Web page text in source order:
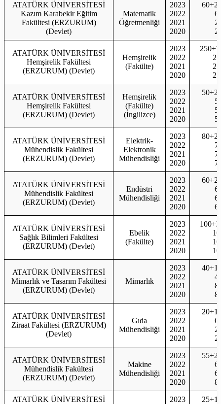
ATATÜRK ÜNİVERSİTESİ
Kazım Karabekir Eğitim
Fakültesi (ERZURUM)
(Devlet)
Matematik
Öğretmenliği
2023
2022
2021
2020
ATATÜRK ÜNİVERSİTESİ
Hemşirelik Fakültesi
(ERZURUM) (Devlet)
Hemşirelik
(Fakülte)
2023
2022
2021
2020
ATATÜRK ÜNİVERSİTESİ
Hemşirelik Fakültesi
(ERZURUM) (Devlet)
Hemşirelik
(Fakülte)
(İngilizce)
2023
2022
2021
2020
ATATÜRK ÜNİVERSİTESİ
Mühendislik Fakültesi
(ERZURUM) (Devlet)
Elektrik-
Elektronik
Mühendisliği
2023
2022
2021
2020
ATATÜRK ÜNİVERSİTESİ
Mühendislik Fakültesi
(ERZURUM) (Devlet)
Endüstri
Mühendisliği
2023
2022
2021
2020
ATATÜRK ÜNİVERSİTESİ
Sağlık Bilimleri Fakültesi
(ERZURUM) (Devlet)
Ebelik
(Fakülte)
2023
2022
2021
2020
ATATÜRK ÜNİVERSİTESİ
Mimarlık ve Tasarım Fakültesi
(ERZURUM) (Devlet)
Mimarlık
2023
2022
2021
2020
ATATÜRK ÜNİVERSİTESİ
Ziraat Fakültesi (ERZURUM)
(Devlet)
Gıda
Mühendisliği
2023
2022
2021
2020
ATATÜRK ÜNİVERSİTESİ
Mühendislik Fakültesi
(ERZURUM) (Devlet)
Makine
Mühendisliği
2023
2022
2021
2020
ATATÜRK ÜNİVERSİTESİ 2023